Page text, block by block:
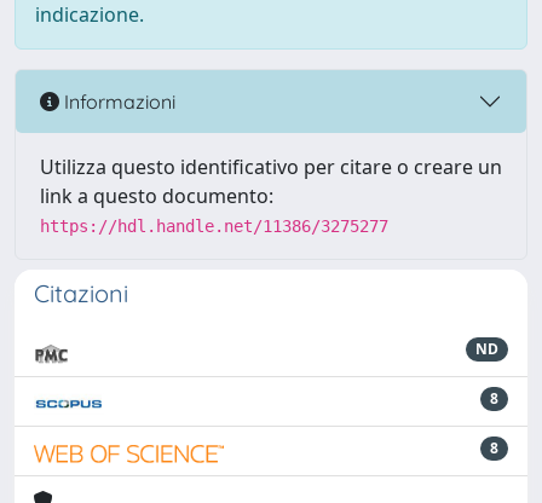
indicazione.
Informazioni
Utilizza questo identificativo per citare o creare un
link a questo documento:
https://hdl.handle.net/11386/3275277
Citazioni
ND
8
8